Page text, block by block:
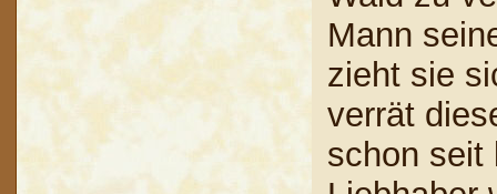
Mann
zieht sie
verrät
schon seit